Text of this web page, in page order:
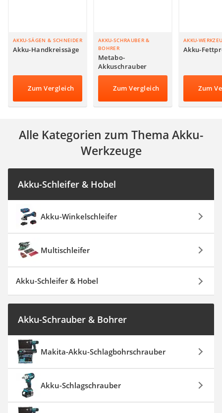
Einhandhobel
AKKU-SÄGEN & SCHNEIDER
Akku-Handkreissäge
Zum Vergleich
AKKU-SCHRAUBER &
BOHRER
Metabo-
Akkuschrauber
Zum Vergleich
AKKU-
Akku-
Zum
Alle Kategorien zum Thema Akku-
Werkzeuge
Akku-Schleifer & Hobel
Akku-Winkelschleifer
Multischleifer
Akku-Schleifer & Hobel
Akku-Schrauber & Bohrer
Makita-Akku-Schlagbohrschrauber
Akku-Schlagschrauber